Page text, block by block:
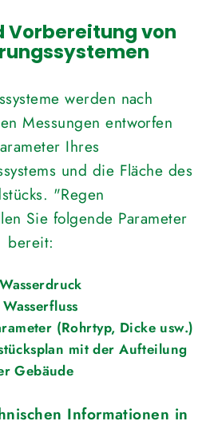
Vorbereitung von
werden nach
Messungen entworfen
Ihres
und die Fläche des
"Regen
Sie folgende Parameter
bereit:
Wasserdruck
Wasserfluss
(Rohrtyp, Dicke usw.)
mit der Aufteilung
Gebäude
Informationen in